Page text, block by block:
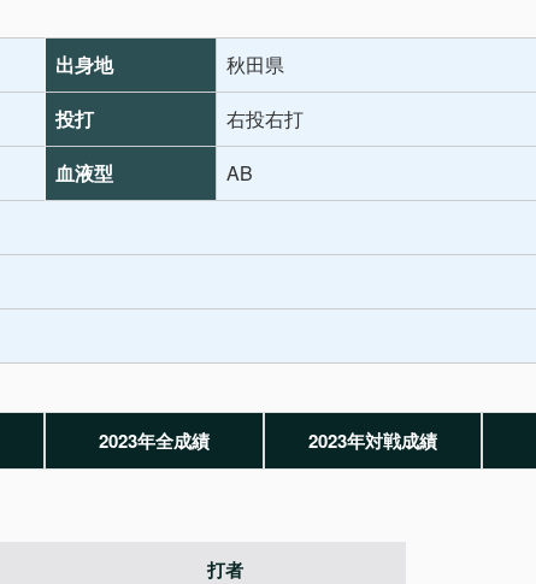
出身地
秋田県
投打
右投右打
血液型
AB
2023年全成績 2023年対戦成績
打者